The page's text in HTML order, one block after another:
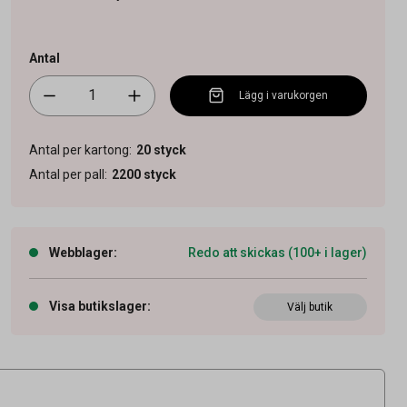
Antal
Lägg i varukorgen
Antal per kartong: 20 styck
Antal per pall : 2200 styck
Webblager: Redo att skickas (100+ i lager)
Visa butikslager: Välj butik